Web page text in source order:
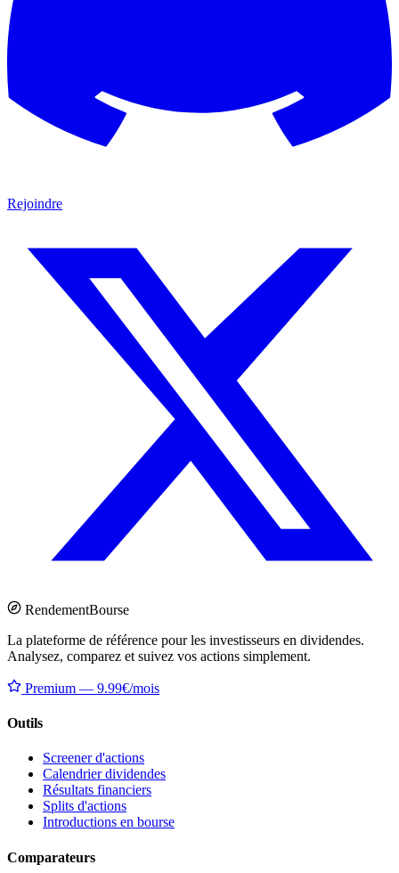
Rejoindre
RendementBourse
La plateforme de référence pour les investisseurs en dividendes.
Analysez, comparez et suivez vos actions simplement.
Premium — 9.99€/mois
Outils
Screener d'actions
Calendrier dividendes
Résultats financiers
Splits d'actions
Introductions en bourse
Comparateurs